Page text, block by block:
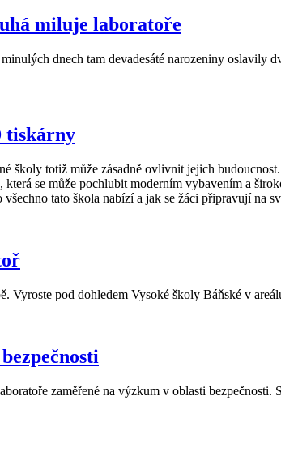
miluje laboratoře
dnech tam devadesáté narozeniny oslavily
tiskárny
totiž může zásadně ovlivnit jejich
se může pochlubit moderním vybavením a
tato škola nabízí a jak se žáci připravují na
Vyroste pod dohledem Vysoké školy Báňské v
zaměřené na výzkum v oblasti